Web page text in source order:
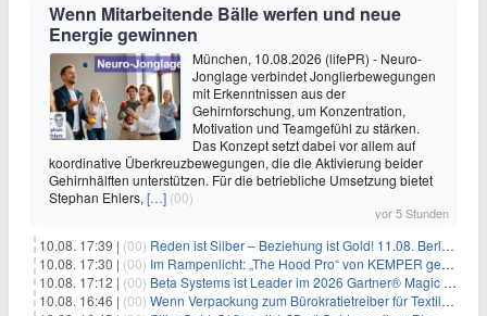
Wenn Mitarbeitende Bälle werfen und neue
Energie gewinnen
München, 10.08.2026 (lifePR) - Neuro-
Jonglage verbindet Jonglierbewegungen
mit Erkenntnissen aus der
Gehirnforschung, um Konzentration,
Motivation und Teamgefühl zu stärken.
Das Konzept setzt dabei vor allem auf
koordinative Überkreuzbewegungen, die die Aktivierung beider
Gehirnhälften unterstützen. Für die betriebliche Umsetzung bietet
Stephan Ehlers, […] (00)
vor 5 Stunden
10.08. 17:39 | (00) Reden ist Silber – Beziehung ist Gold! 11.08. Berlin – 18:30 Uhr
10.08. 17:30 | (00) Im Rampenlicht: „The Hood Pro“ von KEMPER gewinnt den Red Dot Design Award 2026
10.08. 17:12 | (00) Beta Systems ist Leader im 2026 Gartner® Magic Quadrant™ für Service Orchestration and Automation Platforms (SOAP)
10.08. 16:46 | (00) Wenn Verpackung zum Bürokratietreiber für Textilunternehmen wird